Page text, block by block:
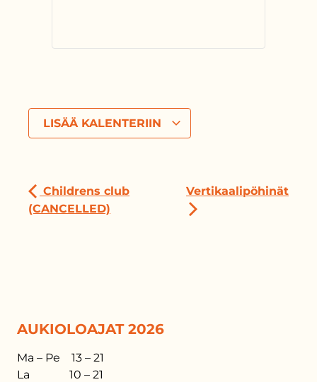
LISÄÄ KALENTERIIN
Childrens club
(CANCELLED)
Vertikaalipöhinät
AUKIOLOAJAT 2026
Ma – Pe 13 – 21
La 10 – 21